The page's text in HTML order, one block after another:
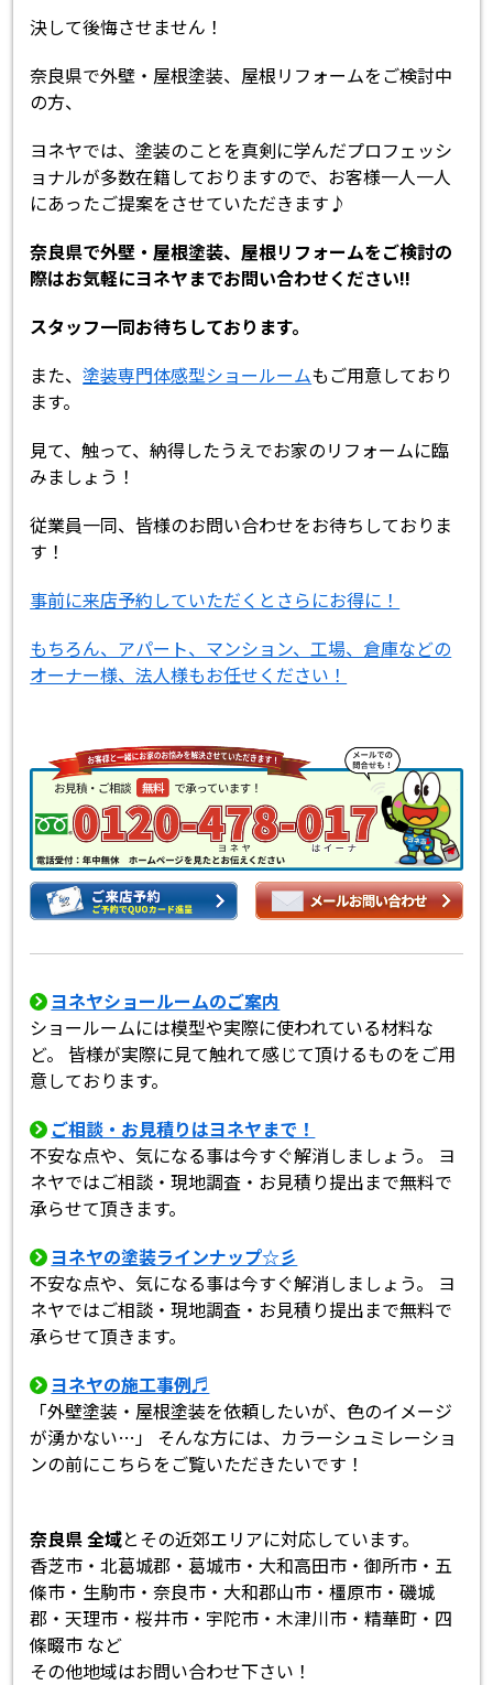
決して後悔させません！
奈良県で外壁・屋根塗装、屋根リフォームをご検討中
の方、
ヨネヤでは、塗装のことを真剣に学んだプロフェッシ
ョナルが多数在籍しておりますので、お客様一人一人
にあったご提案をさせていただきます♪
奈良県で外壁・屋根塗装、屋根リフォームをご検討の
際はお気軽にヨネヤまでお問い合わせください!!
スタッフ一同お待ちしております。
また、塗装専門体感型ショールームもご用意しており
ます。
見て、触って、納得したうえでお家のリフォームに臨
みましょう！
従業員一同、皆様のお問い合わせをお待ちしておりま
す！
事前に来店予約していただくとさらにお得に！
もちろん、アパート、マンション、工場、倉庫などの
オーナー様、法人様もお任せください！
ヨネヤショールームのご案内
ショールームには模型や実際に使われている材料な
ど。 皆様が実際に見て触れて感じて頂けるものをご用
意しております。
ご相談・お見積りはヨネヤまで！
不安な点や、気になる事は今すぐ解消しましょう。 ヨ
ネヤではご相談・現地調査・お見積り提出まで無料で
承らせて頂きます。
ヨネヤの塗装ラインナップ☆彡
不安な点や、気になる事は今すぐ解消しましょう。 ヨ
ネヤではご相談・現地調査・お見積り提出まで無料で
承らせて頂きます。
ヨネヤの施工事例♬
「外壁塗装・屋根塗装を依頼したいが、色のイメージ
が湧かない…」 そんな方には、カラーシュミレーショ
ンの前にこちらをご覧いただきたいです！
奈良県 全域とその近郊エリアに対応しています。
香芝市・北葛城郡・葛城市・大和高田市・御所市・五
條市・生駒市・奈良市・大和郡山市・橿原市・磯城
郡・天理市・桜井市・宇陀市・木津川市・精華町・四
條畷市 など
その他地域はお問い合わせ下さい！